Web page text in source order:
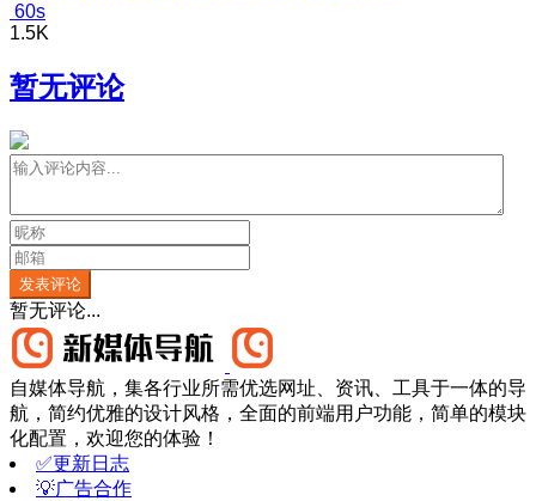
60s
1.5K
暂无评论
发表评论
暂无评论...
自媒体导航，集各行业所需优选网址、资讯、工具于一体的导
航，简约优雅的设计风格，全面的前端用户功能，简单的模块
化配置，欢迎您的体验！
✅更新日志
💡广告合作